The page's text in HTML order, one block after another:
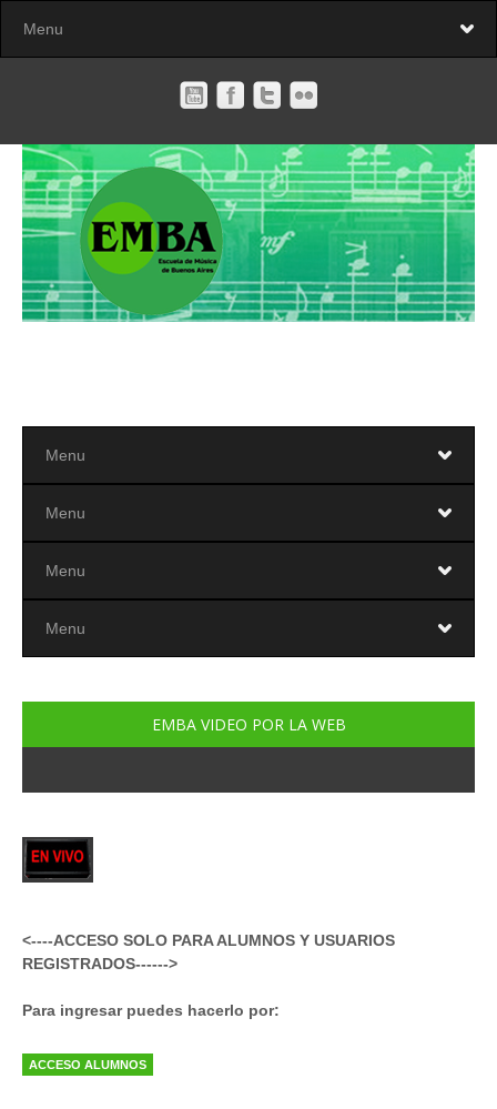
EMBA VIDEO POR LA WEB
<----ACCESO SOLO PARA ALUMNOS Y USUARIOS
REGISTRADOS------>
Para ingresar puedes hacerlo por:
ACCESO ALUMNOS